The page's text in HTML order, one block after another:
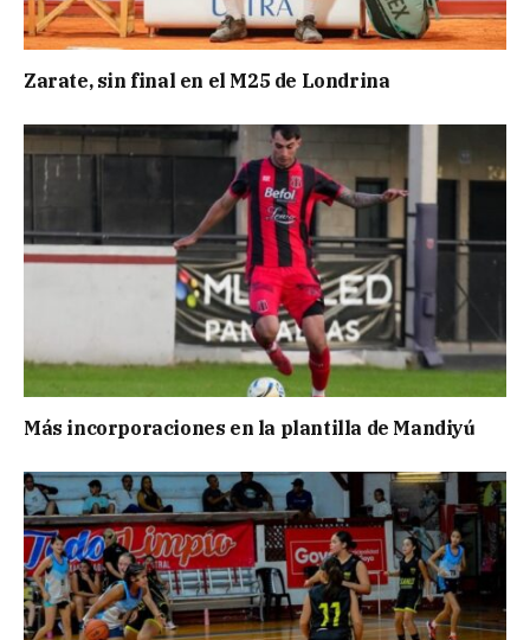
Zarate, sin final en el M25 de Londrina
Más incorporaciones en la plantilla de Mandiyú